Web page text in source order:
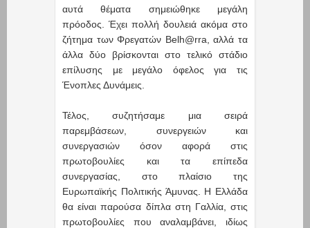
αυτά θέματα σημειώθηκε μεγάλη
πρόοδος. Έχει πολλή δουλειά ακόμα στο
ζήτημα των Φρεγατών Belh@rra, αλλά τα
άλλα δύο βρίσκονται στο τελικό στάδιο
επίλυσης με μεγάλο όφελος για τις
Ένοπλες Δυνάμεις.
Τέλος, συζητήσαμε μια σειρά
παρεμβάσεων, συνεργειών και
συνεργασιών όσον αφορά στις
πρωτοβουλίες και τα επίπεδα
συνεργασίας, στο πλαίσιο της
Ευρωπαϊκής Πολιτικής Άμυνας. Η Ελλάδα
θα είναι παρούσα δίπλα στη Γαλλία, στις
πρωτοβουλίες που αναλαμβάνει, ιδίως